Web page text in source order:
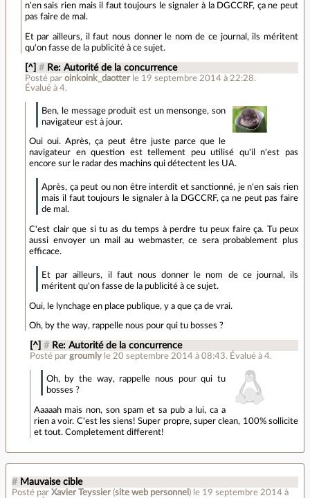
n'en sais rien mais il faut toujours le signaler à la DGCCRF, ça ne peut
pas faire de mal.
Et par ailleurs, il faut nous donner le nom de ce journal, ils méritent
qu'on fasse de la publicité à ce sujet.
[^] # Re: Autorité de la concurrence
Posté paroinkoink_daotter le 19 septembre 2014 à 22:28.
Évalué à4.
Ben, le message produit est un mensonge, son
navigateur est à jour.
Oui oui. Après, ça peut être juste parce que le
navigateur en question est tellement peu utilisé qu'il n'est pas
encore sur le radar des machins qui détectent les UA.
Après, ça peut ou non être interdit et sanctionné, je n'en sais rien
mais il faut toujours le signaler à la DGCCRF, ça ne peut pas faire
de mal.
C'est clair que si tu as du temps à perdre tu peux faire ça. Tu peux
aussi envoyer un mail au webmaster, ce sera probablement plus
efficace.
Et par ailleurs, il faut nous donner le nom de ce journal, ils
méritent qu'on fasse de la publicité à ce sujet.
Oui, le lynchage en place publique, y a que ça de vrai.
Oh, by the way, rappelle nous pour qui tu bosses ?
[^] # Re: Autorité de la concurrence
Posté par groumly le 20 septembre 2014 à 08:43. Évalué à 4.
Oh, by the way, rappelle nous pour qui tu
bosses ?
Aaaaah mais non, son spam et sa pub a lui, ca a
rien a voir. C'est les siens! Super propre, super clean, 100% sollicite
et tout. Completement different!
# Mauvaise cible
Posté par Xavier Teyssier (site web personnel ) le 19 septembre 2014 à